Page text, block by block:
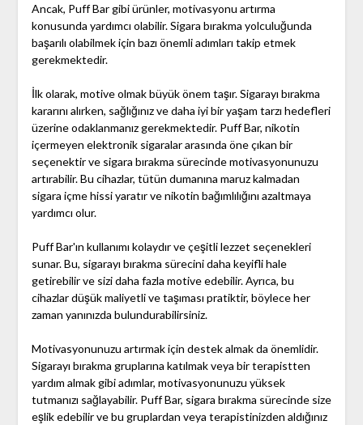
Ancak, Puff Bar gibi ürünler, motivasyonu artırma
konusunda yardımcı olabilir. Sigara bırakma yolculuğunda
başarılı olabilmek için bazı önemli adımları takip etmek
gerekmektedir.
İlk olarak, motive olmak büyük önem taşır. Sigarayı bırakma
kararını alırken, sağlığınız ve daha iyi bir yaşam tarzı hedefleri
üzerine odaklanmanız gerekmektedir. Puff Bar, nikotin
içermeyen elektronik sigaralar arasında öne çıkan bir
seçenektir ve sigara bırakma sürecinde motivasyonunuzu
artırabilir. Bu cihazlar, tütün dumanına maruz kalmadan
sigara içme hissi yaratır ve nikotin bağımlılığını azaltmaya
yardımcı olur.
Puff Bar'ın kullanımı kolaydır ve çeşitli lezzet seçenekleri
sunar. Bu, sigarayı bırakma sürecini daha keyifli hale
getirebilir ve sizi daha fazla motive edebilir. Ayrıca, bu
cihazlar düşük maliyetli ve taşıması pratiktir, böylece her
zaman yanınızda bulundurabilirsiniz.
Motivasyonunuzu artırmak için destek almak da önemlidir.
Sigarayı bırakma gruplarına katılmak veya bir terapistten
yardım almak gibi adımlar, motivasyonunuzu yüksek
tutmanızı sağlayabilir. Puff Bar, sigara bırakma sürecinde size
eşlik edebilir ve bu gruplardan veya terapistinizden aldığınız